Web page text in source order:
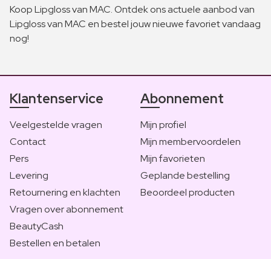
Koop Lipgloss van MAC. Ontdek ons actuele aanbod van
Lipgloss van MAC en bestel jouw nieuwe favoriet vandaag
nog!
Klantenservice
Veelgestelde vragen
Contact
Pers
Levering
Retournering en klachten
Vragen over abonnement
BeautyCash
Bestellen en betalen
Abonnement
Mijn profiel
Mijn membervoordelen
Mijn favorieten
Geplande bestelling
Beoordeel producten